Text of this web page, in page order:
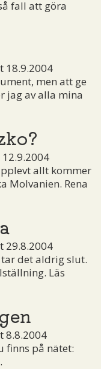
fall att göra
18.9.2004
men att ge
jag av alla mina
allt kommer
Molvanien. Rena
29.8.2004
tar det aldrig slut.
Läs
8.8.2004
finns på nätet: